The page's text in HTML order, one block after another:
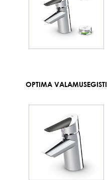
OPTIMA VALAMUSEGISTI